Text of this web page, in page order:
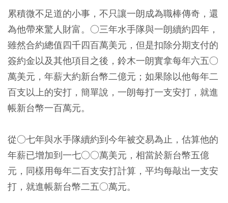
累積微不足道的小事，不只讓一朗成為職棒傳奇，還
為他帶來驚人財富。○三年水手隊與一朗續約四年，
雖然合約總值四千四百萬美元，但是扣除分期支付的
簽約金以及其他項目之後，鈴木一朗實拿每年六五○
萬美元，年薪大約新台幣二億元；如果除以他每年二
百支以上的安打，簡單說，一朗每打一支安打，就進
帳新台幣一百萬元。
從○七年與水手隊續約到今年被交易為止，估算他的
年薪已增加到一七○○萬美元，相當於新台幣五億
元，同樣用每年二百支安打計算，平均每敲出一支安
打，就進帳新台幣二五○萬元。